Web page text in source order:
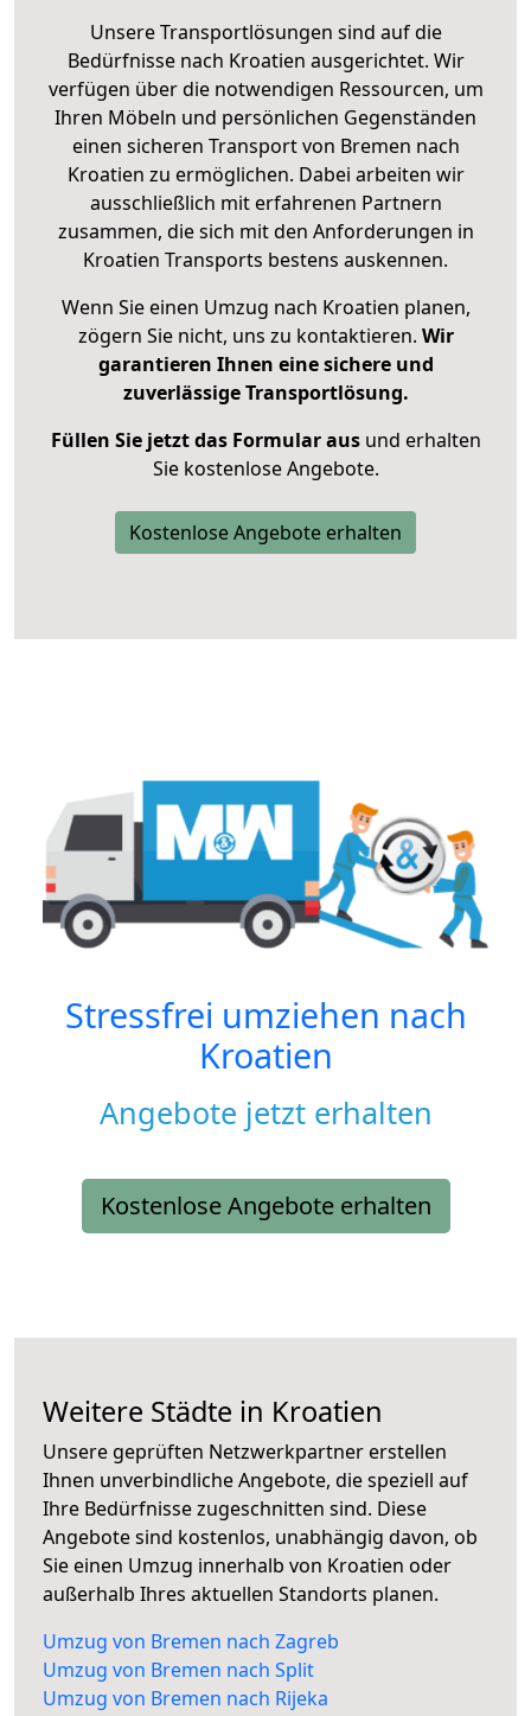
Unsere Transportlösungen sind auf die
Bedürfnisse nach Kroatien ausgerichtet. Wir
verfügen über die notwendigen Ressourcen, um
Ihren Möbeln und persönlichen Gegenständen
einen sicheren Transport von Bremen nach
Kroatien zu ermöglichen. Dabei arbeiten wir
ausschließlich mit erfahrenen Partnern
zusammen, die sich mit den Anforderungen in
Kroatien Transports bestens auskennen.
Wenn Sie einen Umzug nach Kroatien planen,
zögern Sie nicht, uns zu kontaktieren. Wir
garantieren Ihnen eine sichere und
zuverlässige Transportlösung.
Füllen Sie jetzt das Formular ausund erhalten
Sie kostenlose Angebote.
Kostenlose Angebote erhalten
Stressfrei umziehen nach
Kroatien
Angebote jetzt erhalten
Kostenlose Angebote erhalten
Weitere Städte in Kroatien
Unsere geprüften Netzwerkpartner erstellen
Ihnen unverbindliche Angebote, die speziell auf
Ihre Bedürfnisse zugeschnitten sind. Diese
Angebote sind kostenlos, unabhängig davon, ob
Sie einen Umzug innerhalb von Kroatien oder
außerhalb Ihres aktuellen Standorts planen.
Umzug von Bremen nach Zagreb
Umzug von Bremen nach Split
Umzug von Bremen nach Rijeka